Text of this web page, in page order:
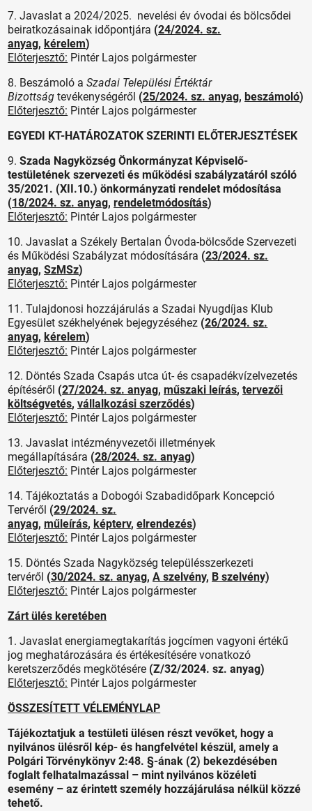
7. Javaslat a 2024/2025. nevelési év óvodai és bölcsődei
beiratkozásainak időpontjára (24/2024. sz.
anyag, kérelem)
Előterjesztő: Pintér Lajos polgármester
8. Beszámoló aSzadai Települési Értéktár
Bizottság tevékenységéről (25/2024. sz. anyag, beszámoló)
Előterjesztő: Pintér Lajos polgármester
EGYEDI KT-HATÁROZATOK SZERINTI ELŐTERJESZTÉSEK
9.Szada Nagyközség Önkormányzat Képviselő-
testületének szervezeti és működési szabályzatáról szóló
35/2021. (XII.10.) önkormányzati rendelet módosítása
(18/2024. sz. anyag,rendeletmódosítás)
Előterjesztő: Pintér Lajos polgármester
10. Javaslat a Székely Bertalan Óvoda-bölcsőde Szervezeti
és Működési Szabályzat módosítására (23/2024. sz.
anyag,SzMSz)
Előterjesztő: Pintér Lajos polgármester
11. Tulajdonosi hozzájárulás a Szadai Nyugdíjas Klub
Egyesület székhelyének bejegyzéséhez (26/2024. sz.
anyag, kérelem)
Előterjesztő: Pintér Lajos polgármester
12. Döntés Szada Csapás utca út- és csapadékvízelvezetés
építéséről (27/2024. sz. anyag,műszaki leírás,tervezői
költségvetés,vállalkozási szerződés)
Előterjesztő: Pintér Lajos polgármester
13. Javaslat intézményvezetői illetmények
megállapítására (28/2024. sz. anyag)
Előterjesztő: Pintér Lajos polgármester
14. Tájékoztatás a Dobogói Szabadidőpark Koncepció
Tervéről (29/2024. sz.
anyag,műleírás, képterv,elrendezés)
Előterjesztő: Pintér Lajos polgármester
15. Döntés Szada Nagyközség településszerkezeti
tervéről (30/2024. sz. anyag,A szelvény, B szelvény)
Előterjesztő: Pintér Lajos polgármester
Zárt ülés keretében
1. Javaslat energiamegtakarítás jogcímen vagyoni értékű
jog meghatározására és értékesítésére vonatkozó
keretszerződés megkötésére (Z/32/2024. sz. anyag)
Előterjesztő: Pintér Lajos polgármester
ÖSSZESÍTETT VÉLEMÉNYLAP
Tájékoztatjuk a testületi ülésen részt vevőket, hogy a
nyilvános ülésről kép- és hangfelvétel készül, amely a
Polgári Törvénykönyv 2:48. §-ának (2) bekezdésében
foglalt felhatalmazással – mint nyilvános közéleti
esemény – az érintett személy hozzájárulása nélkül közzé
tehető.